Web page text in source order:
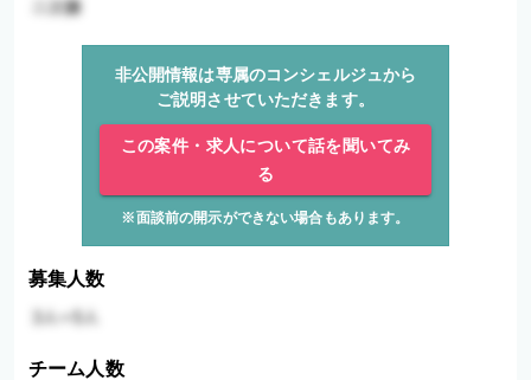
非公開情報は専属のコンシェルジュから
ご説明させていただきます。
この案件・求人について話を聞いてみ
る
※面談前の開示ができない場合もあります。
募集人数
チーム人数